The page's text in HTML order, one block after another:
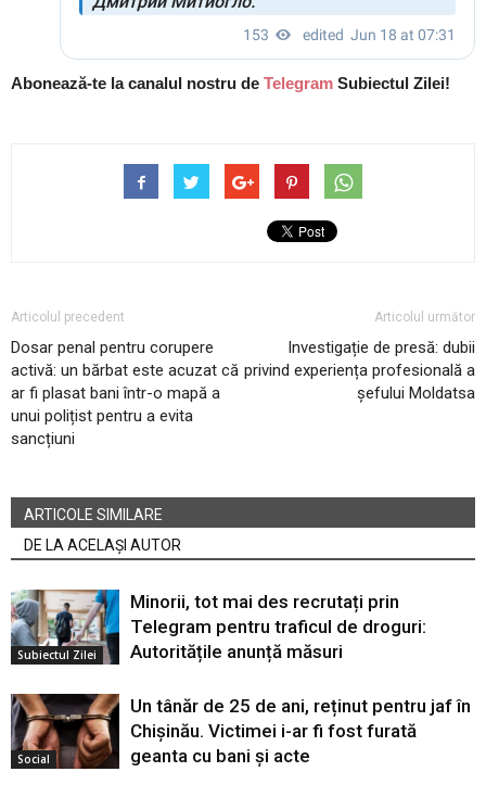
Abonează-te la canalul nostru de Telegram Subiectul Zilei!
Articolul precedent
Dosar penal pentru corupere
activă: un bărbat este acuzat că
ar fi plasat bani într-o mapă a
unui polițist pentru a evita
sancțiuni
Articolul următor
Investigație de presă: dubii
privind experiența profesională a
șefului Moldatsa
ARTICOLE SIMILARE
DE LA ACELAȘI AUTOR
Subiectul Zilei
Minorii, tot mai des recrutați prin
Telegram pentru traficul de droguri:
Autoritățile anunță măsuri
Social
Un tânăr de 25 de ani, reținut pentru jaf în
Chișinău. Victimei i-ar fi fost furată
geanta cu bani și acte